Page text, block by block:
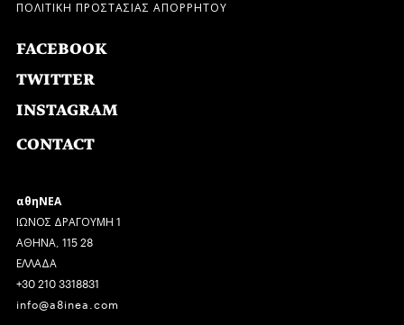
ΠΟΛΙΤΙΚΗ ΠΡΟΣΤΑΣΙΑΣ ΑΠΟΡΡΗΤΟΥ
FACEBOOK
TWITTER
INSTAGRAM
CONTACT
αθηΝΕΑ
ΙΩΝΟΣ ΔΡΑΓΟΥΜΗ 1
ΑΘΗΝΑ, 115 28
ΕΛΛΑΔΑ
+30 210 3318831
info@a8inea.com